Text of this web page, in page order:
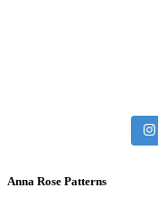
Anna Rose Patterns